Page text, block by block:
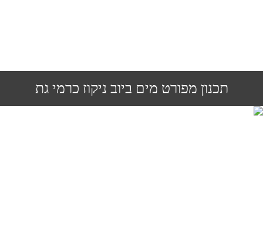
תכנון מפורט מים ביוב ניקוז כרמי גת